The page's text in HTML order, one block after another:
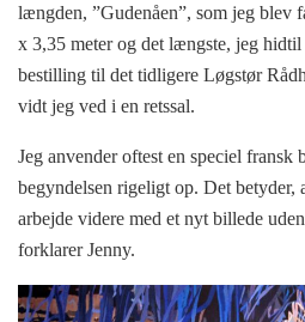
længden, ”Gudenåen”, som jeg blev
x 3,35 meter og det længste, jeg
bestilling til det tidligere Løgstør
vidt jeg ved i en retssal.
Jeg anvender oftest en speciel fransk
begyndelsen rigeligt op. Det betyder,
arbejde videre med et nyt billede
forklarer Jenny.